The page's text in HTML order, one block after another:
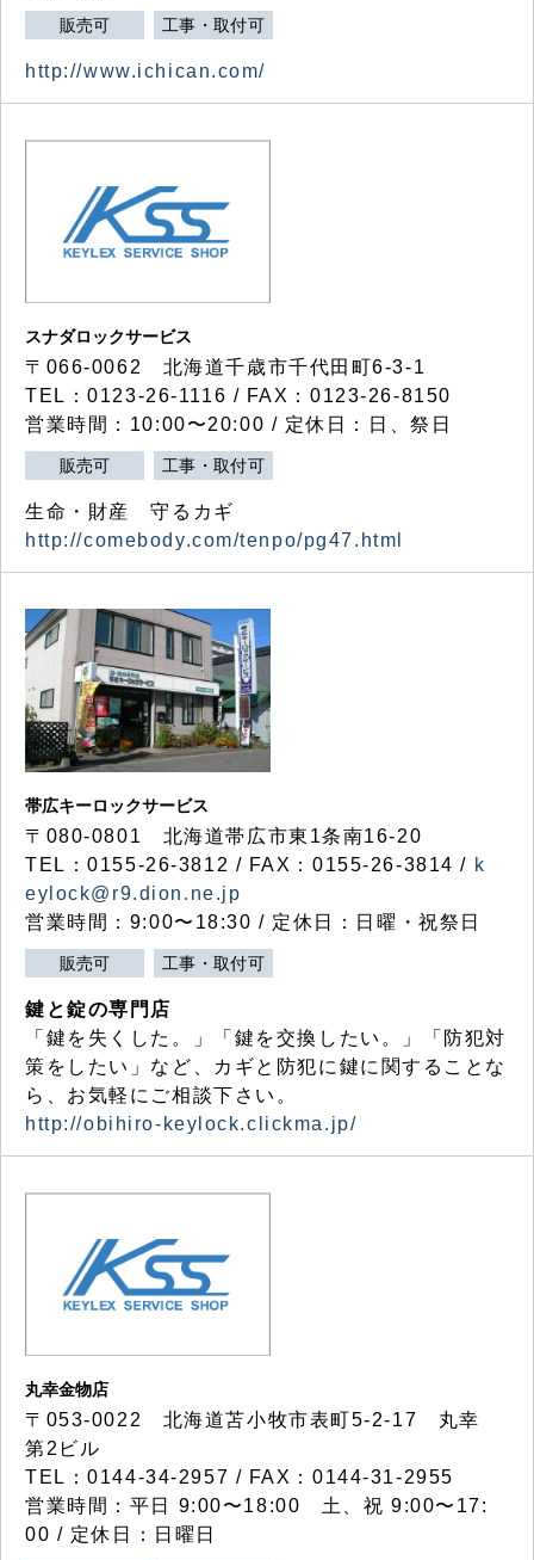
販売可 工事・取付可
http://www.ichican.com/
スナダロックサービス
〒066-0062 北海道千歳市千代田町6-3-1
TEL：0123-26-1116 / FAX：0123-26-8150
営業時間：10:00〜20:00 / 定休日：日、祭日
販売可 工事・取付可
生命・財産 守るカギ
http://comebody.com/tenpo/pg47.html
帯広キーロックサービス
〒080-0801 北海道帯広市東1条南16-20
TEL：0155-26-3812 / FAX：0155-26-3814 / k
eylock@r9.dion.ne.jp
営業時間：9:00〜18:30 / 定休日：日曜・祝祭日
販売可 工事・取付可
鍵と錠の専門店
「鍵を失くした。」「鍵を交換したい。」「防犯対
策をしたい」など、カギと防犯に鍵に関することな
ら、お気軽にご相談下さい。
http://obihiro-keylock.clickma.jp/
丸幸金物店
〒053-0022 北海道苫小牧市表町5-2-17 丸幸
第2ビル
TEL：0144-34-2957 / FAX：0144-31-2955
営業時間：平日 9:00〜18:00 土、祝 9:00〜17:
00 / 定休日：日曜日